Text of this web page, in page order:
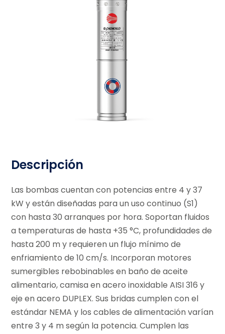
Descripción
Las bombas cuentan con potencias entre 4 y 37
kW y están diseñadas para un uso continuo (S1)
con hasta 30 arranques por hora. Soportan fluidos
a temperaturas de hasta +35 °C, profundidades de
hasta 200 m y requieren un flujo mínimo de
enfriamiento de 10 cm/s. Incorporan motores
sumergibles rebobinables en baño de aceite
alimentario, camisa en acero inoxidable AISI 316 y
eje en acero DUPLEX. Sus bridas cumplen con el
estándar NEMA y los cables de alimentación varían
entre 3 y 4 m según la potencia. Cumplen las